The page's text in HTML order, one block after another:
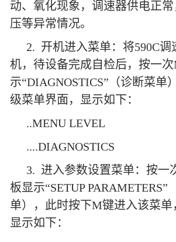
动、氧化现象，调速器供电正
压等异常情况。
2. 开机进入菜单：将590C调
机，待设备完成自检后，按一
示“DIAGNOSTICS”（诊断菜单
级菜单界面，显示如下：
..MENU LEVEL
....DIAGNOSTICS
3. 进入参数设置菜单：按一
板显示“SETUP PARAMETERS”
单），此时按下M键进入该菜单
显示如下：